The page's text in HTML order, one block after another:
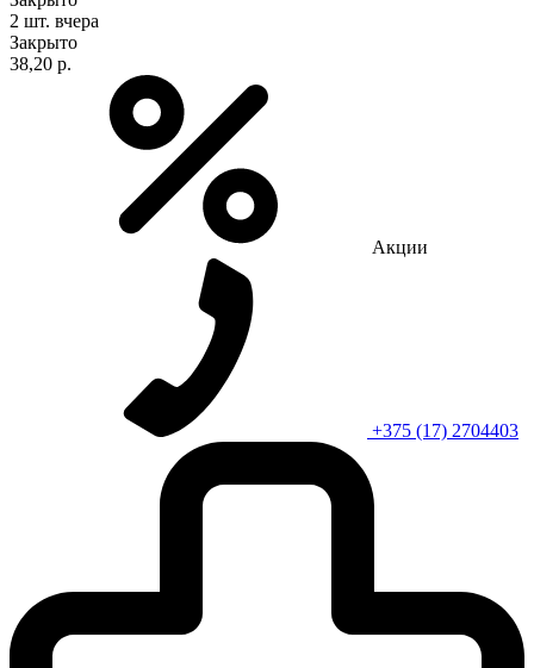
2 шт. вчера
Закрыто
38,20 р.
Акции
+375 (17) 2704403